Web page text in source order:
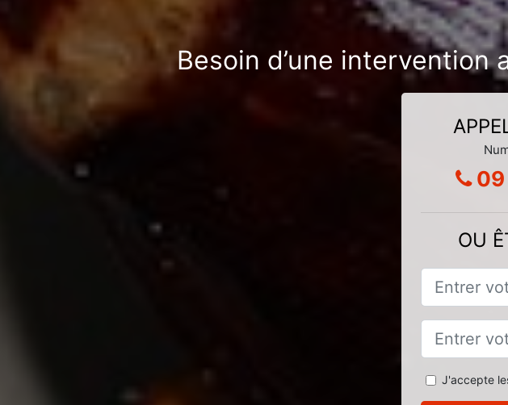
Besoin d’une
09
OU
J'accepte